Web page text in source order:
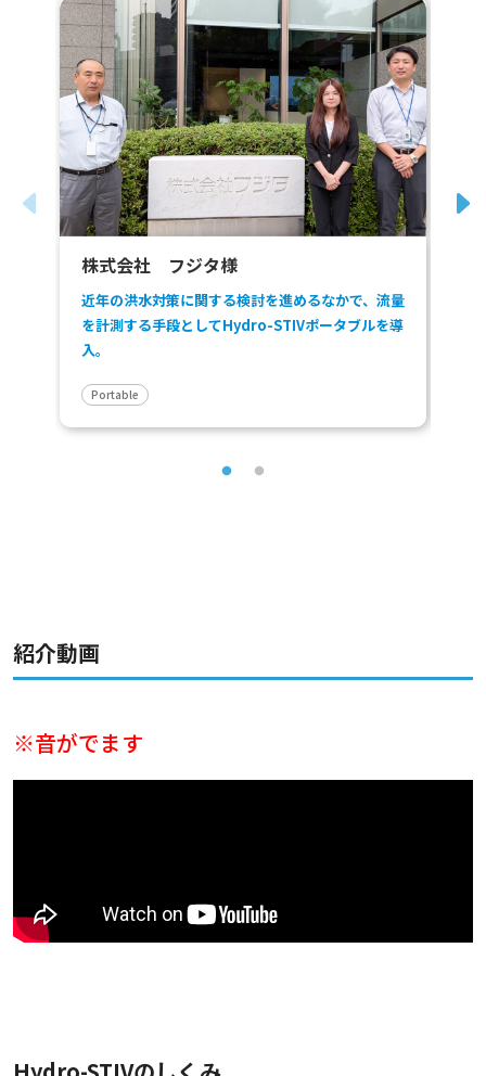
株式会社 フジタ様
近年の洪水対策に関する検討を進めるなかで、流量
を計測する手段としてHydro-STIVポータブルを導
入。
Portable
紹介動画
※音がでます